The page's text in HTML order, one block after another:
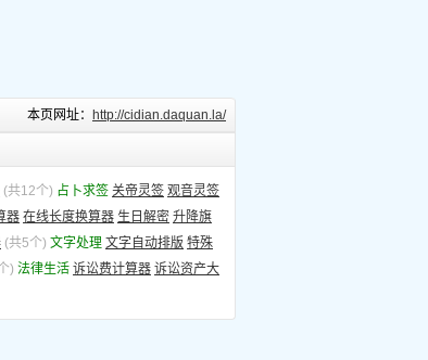
本页网址： http://cidian.daquan.la/
(共12个) 占卜求签 关帝灵签 观音灵签
器 在线长度换算器 生日解密 升降旗
(共5个) 文字处理 文字自动排版 特殊
) 法律生活 诉讼费计算器 诉讼资产大